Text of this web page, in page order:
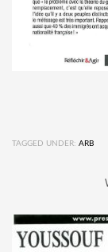
TAGGED UNDER: ARB